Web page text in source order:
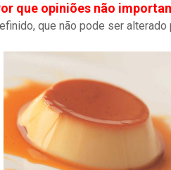
que opiniões não
que não pode ser